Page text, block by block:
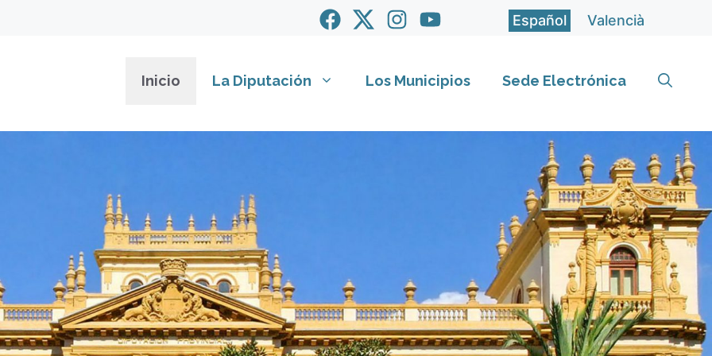
Español Valencià
Inicio La Diputación Los Municipios Sede Electrónica